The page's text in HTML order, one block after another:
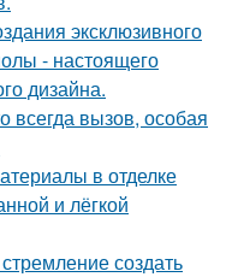
эксклюзивного
- настоящего
дизайна.
всегда вызов, особая
в отделке
и лёгкой
создать